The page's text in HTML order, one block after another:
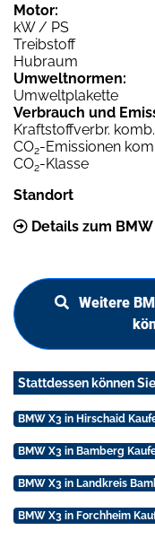
Motor:
kW / PS
Treibstoff
Hubraum
Umweltnormen:
Umweltplakette
Verbrauch und
Kraftstoffverbr. komb.
CO2-Emissionen
CO2-Klasse
Standort
Details zum
Weitere
Stattdessen können
BMW X3 in Hirschaid
BMW X3 in Bamberg
BMW X3 in Landkreis
BMW X3 in Forchheim